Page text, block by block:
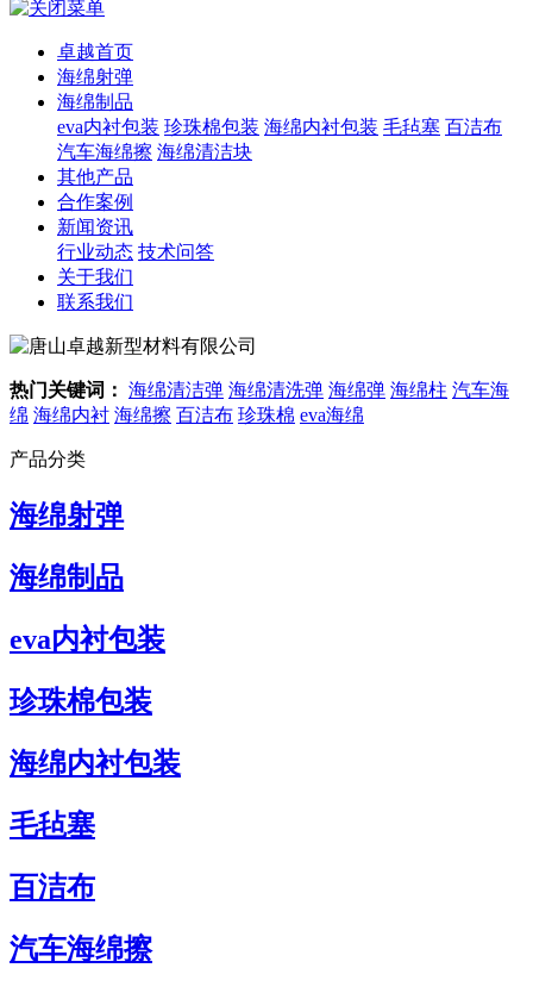
卓越首页
海绵射弹
海绵制品
eva内衬包装 珍珠棉包装 海绵内衬包装 毛毡塞 百洁布
汽车海绵擦 海绵清洁块
其他产品
合作案例
新闻资讯
行业动态 技术问答
关于我们
联系我们
热门关键词： 海绵清洁弹 海绵清洗弹 海绵弹 海绵柱 汽车海
绵 海绵内衬 海绵擦 百洁布 珍珠棉 eva海绵
产品分类
海绵射弹
海绵制品
eva内衬包装
珍珠棉包装
海绵内衬包装
毛毡塞
百洁布
汽车海绵擦